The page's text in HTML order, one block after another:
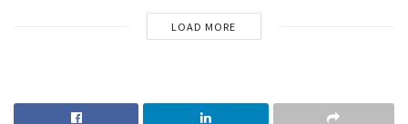
LOAD MORE